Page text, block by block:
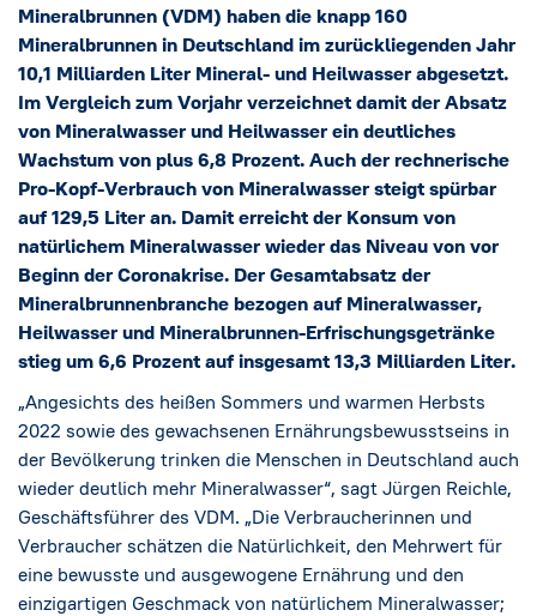
Social Media →
Impressum
Cookie-Einstellungen
Datenschutzerklärung
Mineralbrunnen (VDM) haben die knapp 160
Mineralbrunnen in Deutschland im zurückliegenden Jahr
10,1 Milliarden Liter Mineral- und Heilwasser abgesetzt.
Im Vergleich zum Vorjahr verzeichnet damit der Absatz
von Mineralwasser und Heilwasser ein deutliches
Wachstum von plus 6,8 Prozent. Auch der rechnerische
Pro-Kopf-Verbrauch von Mineralwasser steigt spürbar
auf 129,5 Liter an. Damit erreicht der Konsum von
natürlichem Mineralwasser wieder das Niveau von vor
Beginn der Coronakrise. Der Gesamtabsatz der
Mineralbrunnenbranche bezogen auf Mineralwasser,
Heilwasser und Mineralbrunnen-Erfrischungsgetränke
stieg um 6,6 Prozent auf insgesamt 13,3 Milliarden Liter.
„Angesichts des heißen Sommers und warmen Herbsts
2022 sowie des gewachsenen Ernährungsbewusstseins in
der Bevölkerung trinken die Menschen in Deutschland auch
wieder deutlich mehr Mineralwasser“, sagt Jürgen Reichle,
Geschäftsführer des VDM. „Die Verbraucherinnen und
Verbraucher schätzen die Natürlichkeit, den Mehrwert für
eine bewusste und ausgewogene Ernährung und den
einzigartigen Geschmack von natürlichem Mineralwasser;